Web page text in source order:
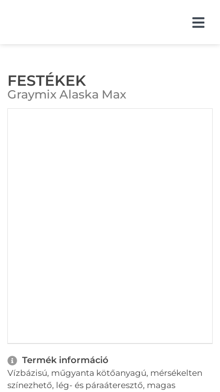
FESTÉKEK
Graymix Alaska Max
Termék információ
Vízbázisú, műgyanta kötőanyagú, mérsékelten
színezhető, lég- és páraáteresztő, magas